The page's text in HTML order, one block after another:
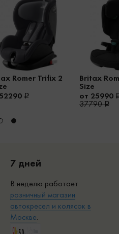
Romer Trifix 2
Britax
Size
от 25990
37790
7 дней
В неделю работает
розничный магазин
автокресел и колясок в
Москве.